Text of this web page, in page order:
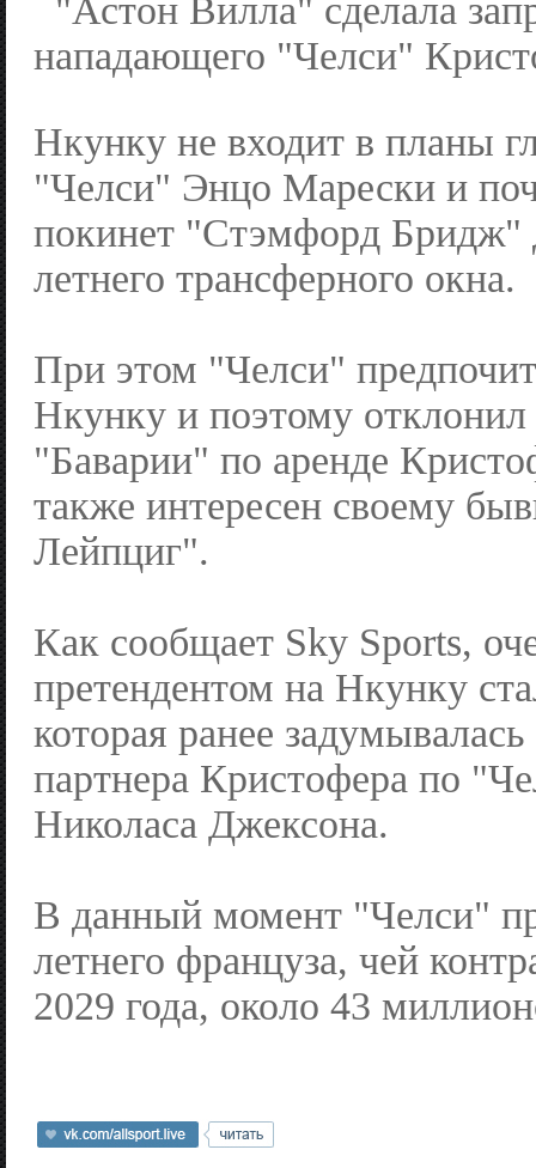
"Астон Вилла" сделала
нападающего "Челси"
Нкунку не входит в планы
"Челси" Энцо Марески и
покинет "Стэмфорд Бридж"
летнего трансферного окна.
При этом "Челси"
Нкунку и поэтому
"Баварии" по аренде
также интересен своему
Лейпциг".
Как сообщает Sky Sports,
претендентом на Нкунку
которая ранее
партнера Кристофера по
Николаса Джексона.
В данный момент "Челси"
летнего француза, чей
2029 года, около 43